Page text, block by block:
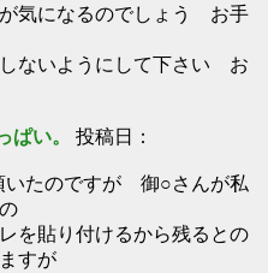
気になるのでしょう お手
ないようにして下さい お
ぱい。 投稿日：
いたのですが 御○さんが私
を貼り付けるから残るとの
すが